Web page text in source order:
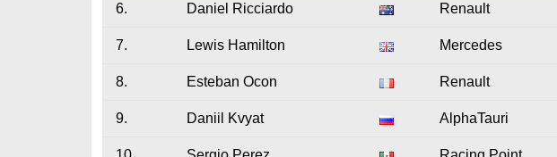
6. Daniel Ricciardo Renault
7. Lewis Hamilton Mercedes
8. Esteban Ocon Renault
9. Daniil Kvyat AlphaTauri